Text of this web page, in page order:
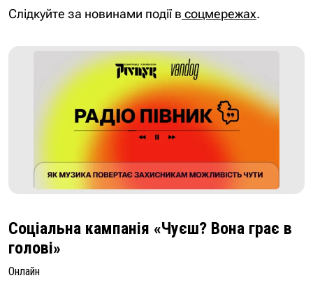
Слідкуйте за новинами події в соцмережах.
Соціальна кампанія «Чуєш? Вона грає в
голові»
Онлайн